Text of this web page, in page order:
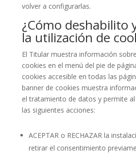
volver a configurarlas.
¿Cómo deshabilito
la utilización de
El Titular muestra información
cookies en el menú del pie de
cookies accesible en todas las
banner de cookies muestra
el tratamiento de datos y permite
las siguientes acciones:
ACEPTAR o RECHAZAR la
retirar el consentimiento